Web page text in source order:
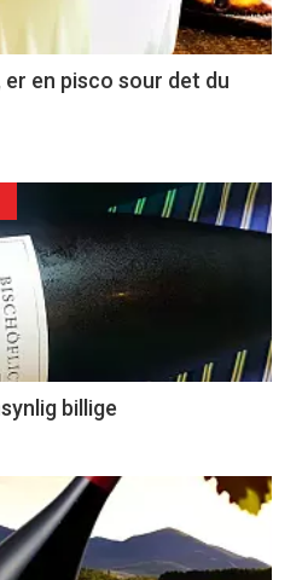
en pisco sour det du
billige